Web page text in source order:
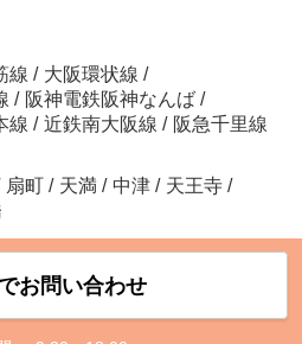
線 / 大阪環状線 /
/ 阪神電鉄阪神なんば /
線 / 近鉄南大阪線 / 阪急千里線
扇町 / 天満 / 中津 / 天王寺 /
お問い合わせ